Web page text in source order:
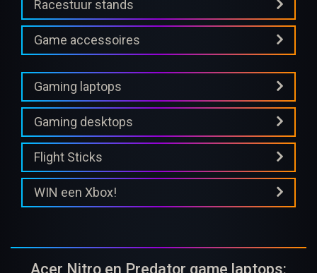
Racestuur stands
Game accessoires
Gaming laptops
Gaming desktops
Flight Sticks
WIN een Xbox!
Acer Nitro en Predator game laptops: